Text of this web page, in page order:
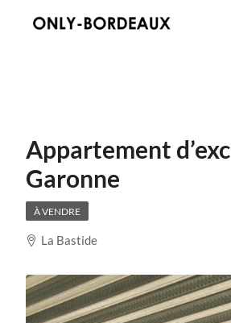
Appartement
Garonne
À VENDRE
La Bastide